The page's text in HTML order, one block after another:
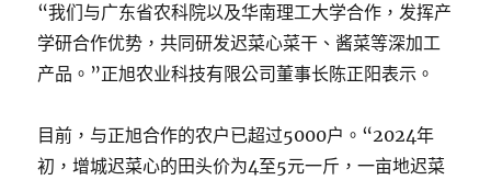
“我们与广东省农科院以及华南理工大学合作，发挥产
学研合作优势，共同研发迟菜心菜干、酱菜等深加工
产品。”正旭农业科技有限公司董事长陈正阳表示。
目前，与正旭合作的农户已超过5000户。“2024年
初，增城迟菜心的田头价为4至5元一斤，一亩地迟菜